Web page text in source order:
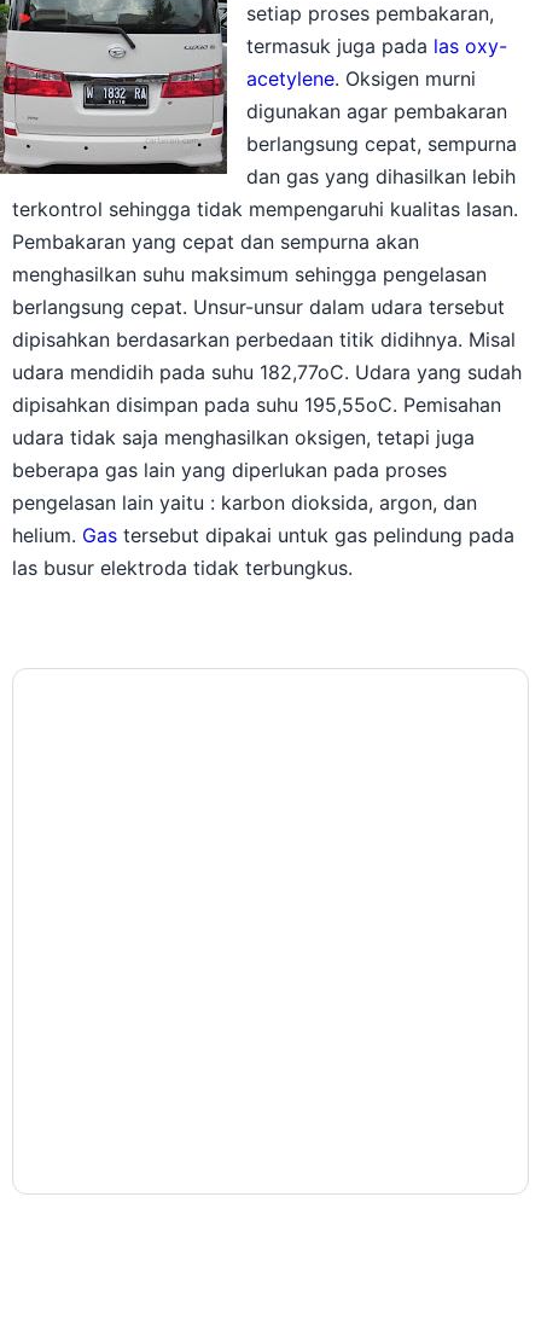
setiap proses pembakaran,
termasuk juga pada las oxy-
acetylene. Oksigen murni
digunakan agar pembakaran
berlangsung cepat, sempurna
dan gas yang dihasilkan lebih
terkontrol sehingga tidak mempengaruhi kualitas lasan.
Pembakaran yang cepat dan sempurna akan
menghasilkan suhu maksimum sehingga pengelasan
berlangsung cepat. Unsur-unsur dalam udara tersebut
dipisahkan berdasarkan perbedaan titik didihnya. Misal
udara mendidih pada suhu 182,77oC. Udara yang sudah
dipisahkan disimpan pada suhu 195,55oC. Pemisahan
udara tidak saja menghasilkan oksigen, tetapi juga
beberapa gas lain yang diperlukan pada proses
pengelasan lain yaitu : karbon dioksida, argon, dan
helium. Gas tersebut dipakai untuk gas pelindung pada
las busur elektroda tidak terbungkus.